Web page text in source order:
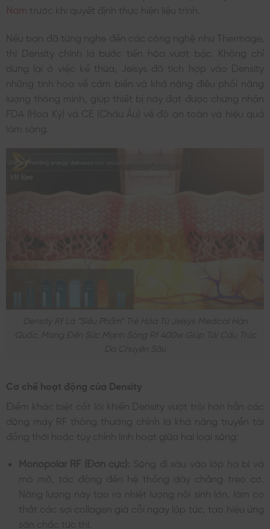
trước khi quyết định thực hiện liệu trình.
Nếu bạn đã từng nghe đến các công nghệ như Thermage,
thì Density chính là bước tiến hóa vượt bậc. Không chỉ
dừng lại ở việc kế thừa, Jeisys đã tích hợp vào Density
những tinh hoa về cảm biến và khả năng điều phối năng
lượng thông minh, giúp thiết bị này đạt được chứng nhận
FDA (Hoa Kỳ) và CE (Châu Âu) về độ an toàn và hiệu quả
lâm sàng.
Density Rf Là “siêu Phẩm” Trẻ Hóa Từ Jeisys Medical Hàn
Quốc, Mang Đến Sức Mạnh Sóng Rf 400w Giúp Tái Cấu Trúc
Da Chuyên Sâu
Cơ chế hoạt động của Density
Điểm khác biệt cốt lõi khiến Density vượt trội hơn hẳn các
dòng máy RF thông thường chính là khả năng truyền tải
đồng thời hoặc tùy chỉnh linh hoạt giữa hai loại sóng:
Monopolar RF (Đơn cực):
Sóng đi sâu vào lớp hạ bì và
mô mỡ, tác động đến hệ thống dây chằng treo cơ.
Năng lượng này tạo ra nhiệt lượng nội sinh lớn, làm co
thắt các sợi collagen già cỗi ngay lập tức, tạo hiệu ứng
săn chắc tức thì.